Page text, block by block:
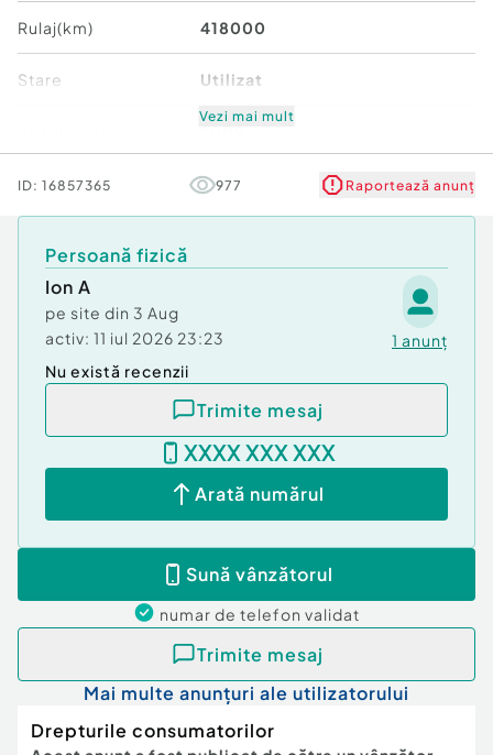
Rulaj(km) 418000
Stare Utilizat
Cutie de viteze Manuală
Culoare
Volan Stânga
Tara de origine România
Norma de poluare Euro 5
Vezi mai mult
ID: 16857365 977 Raportează anunț
Persoană fizică
Ion A
pe site din 3 Aug
activ: 11 iul 2026 23:23 1 anunț
Nu există recenzii
Trimite mesaj
XXXX XXX XXX
Arată numărul
Sună vânzătorul
numar de telefon validat
Trimite mesaj
Mai multe anunțuri ale utilizatorului
Drepturile consumatorilor